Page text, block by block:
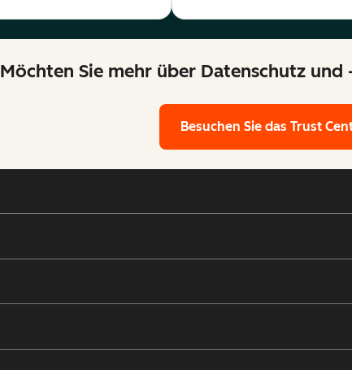
Möchten Sie mehr über Datenschutz
Besuchen Sie das Trust